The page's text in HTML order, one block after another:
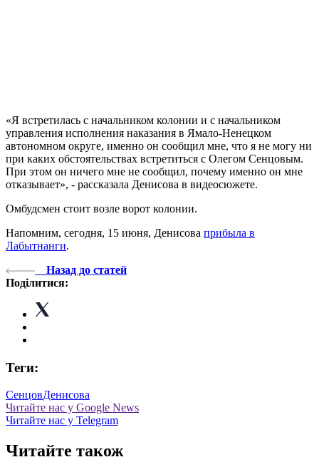
«Я встретилась с начальником колонии и с начальником
управления исполнения наказания в Ямало-Ненецком
автономном округе, именно он сообщил мне, что я не могу ни
при каких обстоятельствах встретиться с Олегом Сенцовым.
При этом он ничего мне не сообщил, почему именно он мне
отказывает», - рассказала Денисова в видеосюжете.
Омбудсмен стоит возле ворот колонии.
Напомним, сегодня, 15 июня, Денисова прибыла в
Лабытнанги.
Назад до статей
Поділитися:
Теги:
СенцовДенисова
Читайте нас у Google News
Читайте нас у Telegram
Читайте також